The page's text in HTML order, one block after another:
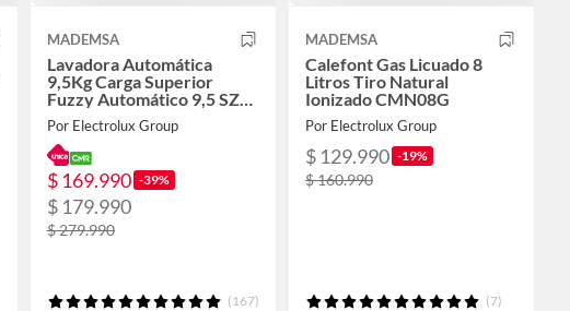
MADEMSA
Lavadora Automática
9,5Kg Carga Superior
Fuzzy Automático 9,5 SZG
Gris
Por Electrolux Group
$ 169.990 -39%
$ 179.990
$ 279.990
(167)
MADEMSA
Calefont Gas Licuado 8
Litros Tiro Natural
Ionizado CMN08G
Por Electrolux Group
$ 129.990 -19%
$ 160.990
(7)